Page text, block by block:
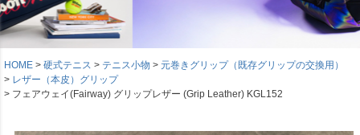
HOME 硬式テニス テニス小物
元巻きグリップ（既存グリップの交換用）
レザー（本皮）グリップ
フェアウェイ(Fairway) グリップレザー (Grip Leather) KGL152